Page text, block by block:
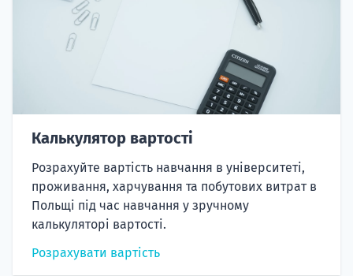
Калькулятор вартості
Розрахуйте вартість навчання в університеті,
проживання, харчування та побутових витрат в
Польщі під час навчання у зручному
калькуляторі вартості.
Розрахувати вартість